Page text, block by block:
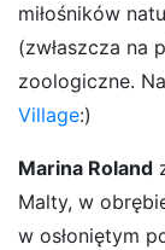
miłośników
(zwłaszcza na
zoologiczne.
Village:)
Marina Roland
Malty, w
w osłoniętym